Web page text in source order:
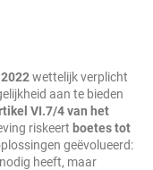
wettelijk verplicht
aan te bieden
VI.7/4 van het
riskeert boetes tot
geëvolueerd:
heeft, maar